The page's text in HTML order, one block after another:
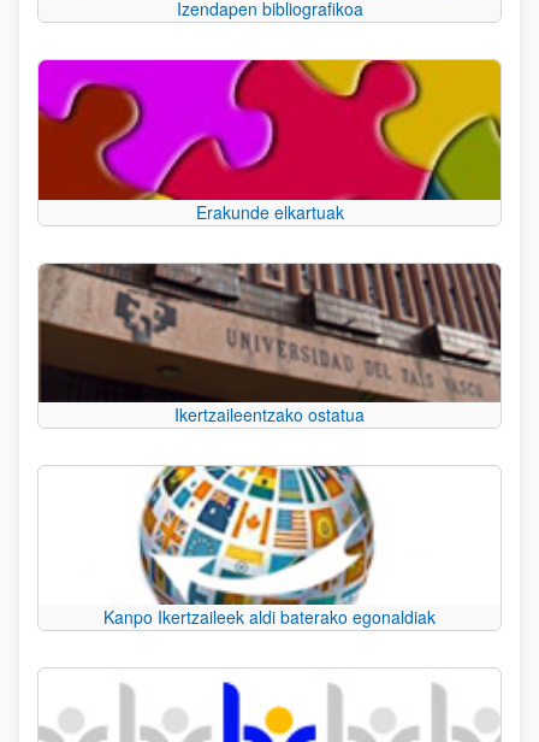
Izendapen bibliografikoa
Erakunde elkartuak
Ikertzaileentzako ostatua
Kanpo Ikertzaileek aldi baterako egonaldiak